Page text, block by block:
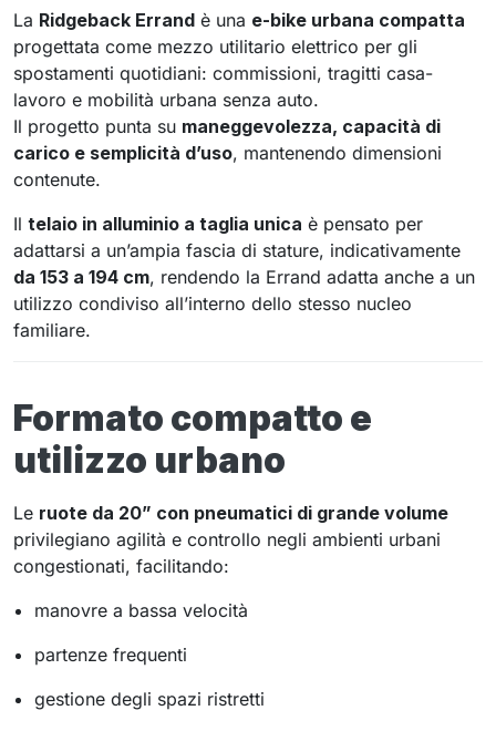
La Ridgeback Errand è una e-bike urbana compatta
progettata come mezzo utilitario elettrico per gli
spostamenti quotidiani: commissioni, tragitti casa-
lavoro e mobilità urbana senza auto.
Il progetto punta su maneggevolezza, capacità di
carico e semplicità d’uso, mantenendo dimensioni
contenute.
Il telaio in alluminio a taglia unica è pensato per
adattarsi a un’ampia fascia di stature, indicativamente
da 153 a 194 cm, rendendo la Errand adatta anche a un
utilizzo condiviso all’interno dello stesso nucleo
familiare.
Formato compatto e
utilizzo urbano
Le ruote da 20” con pneumatici di grande volume
privilegiano agilità e controllo negli ambienti urbani
congestionati, facilitando:
manovre a bassa velocità
partenze frequenti
gestione degli spazi ristretti